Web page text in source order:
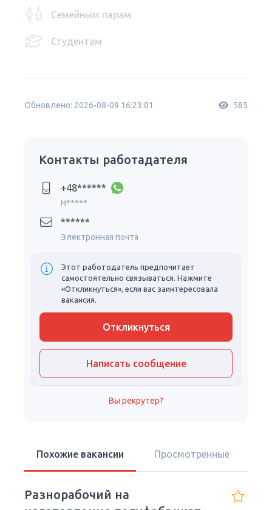
Семейным парам
Студентам
Обновлено: 2026-08-09 16:23:01 585
Контакты работадателя
+48******
H*****
******
Электронная почта
Этот работодатель предпочитает
самостоятельно связываться. Нажмите
«Откликнуться», если вас заинтересовала
вакансия.
Откликнуться
Написать сообщение
Вы рекрутер?
Похожие вакансии Просмотренные
Разнорабочий на